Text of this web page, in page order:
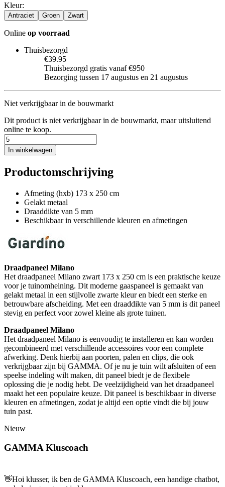
Kleur:
Antraciet Groen Zwart
Online op voorraad
Thuisbezorgd
€39.95
Thuisbezorgd gratis vanaf €950
Bezorging tussen 17 augustus en 21 augustus
Niet verkrijgbaar in de bouwmarkt
Dit product is niet verkrijgbaar in de bouwmarkt, maar uitsluitend
online te koop.
In winkelwagen
Productomschrijving
Afmeting (hxb) 173 x 250 cm
Gelakt metaal
Draaddikte van 5 mm
Beschikbaar in verschillende kleuren en afmetingen
Draadpaneel Milano
Het draadpaneel Milano zwart 173 x 250 cm is een praktische keuze
voor je tuinomheining. Dit moderne gaaspaneel is gemaakt van
gelakt metaal in een stijlvolle zwarte kleur en biedt een sterke en
betrouwbare afscheiding. Met een draaddikte van 5 mm is dit paneel
stevig en perfect voor zowel kleine als grote tuinen.
Draadpaneel Milano
Het draadpaneel Milano is eenvoudig te installeren en kan worden
gecombineerd met verschillende accessoires voor een complete
afwerking. Denk hierbij aan poorten, palen en clips, die ook
verkrijgbaar zijn bij GAMMA. Of je nu je tuin wilt afsluiten of een
speelse indeling wilt maken, dit paneel biedt je de flexibele
oplossing die je nodig hebt. De veelzijdigheid van het draadpaneel
maakt het een populaire keuze. Dit paneel is beschikbaar in diverse
kleuren en afmetingen, zodat je altijd een optie vindt die bij jouw
tuin past.
Nieuw
GAMMA Kluscoach
👋Hoi klusser, ik ben de GAMMA Kluscoach, een handige chatbot,